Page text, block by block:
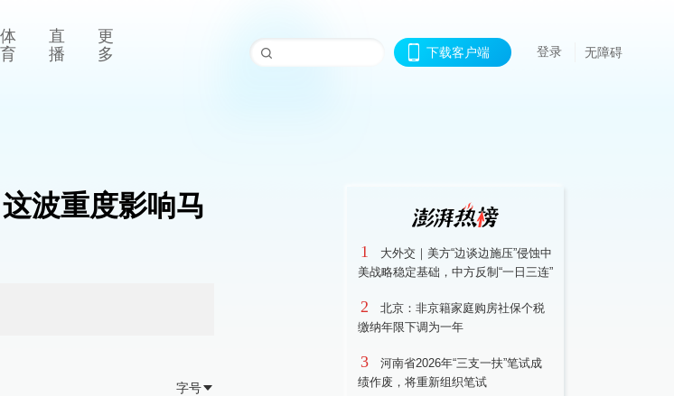
体
育
直
播
更
多
下载客户端 登录 无障碍
波重度影响马
字号
1
大外交｜美方“边谈边施压”侵蚀中
美战略稳定基础，中方反制“一日三连”
2
北京：非京籍家庭购房社保个税
缴纳年限下调为一年
3
河南省2026年“三支一扶”笔试成
绩作废，将重新组织笔试